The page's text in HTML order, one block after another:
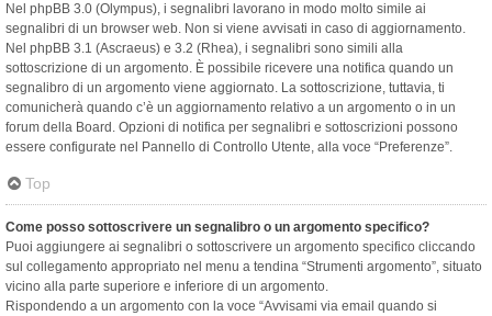
Nel phpBB 3.0 (Olympus), i segnalibri lavorano in modo molto simile ai
segnalibri di un browser web. Non si viene avvisati in caso di aggiornamento.
Nel phpBB 3.1 (Ascraeus) e 3.2 (Rhea), i segnalibri sono simili alla
sottoscrizione di un argomento. È possibile ricevere una notifica quando un
segnalibro di un argomento viene aggiornato. La sottoscrizione, tuttavia, ti
comunicherà quando c’è un aggiornamento relativo a un argomento o in un
forum della Board. Opzioni di notifica per segnalibri e sottoscrizioni possono
essere configurate nel Pannello di Controllo Utente, alla voce “Preferenze”.
Top
Come posso sottoscrivere un segnalibro o un argomento specifico?
Puoi aggiungere ai segnalibri o sottoscrivere un argomento specifico cliccando
sul collegamento appropriato nel menu a tendina “Strumenti argomento”, situato
vicino alla parte superiore e inferiore di un argomento.
Rispondendo a un argomento con la voce “Avvisami via email quando si